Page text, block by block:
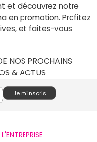
et découvrez notre
en promotion. Profitez
et faites-vous
NOS PROCHAINS
& ACTUS
L'ENTREPRISE